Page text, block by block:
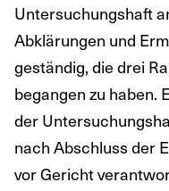
Untersuchungshaft
Abklärungen und
geständig, die drei
begangen zu haben.
der
nach Abschluss der
vor Gericht